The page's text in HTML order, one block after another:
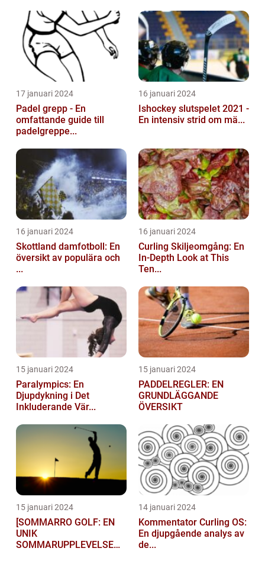
17 januari 2024
Padel grepp - En
omfattande guide till
padelgreppe...
16 januari 2024
Ishockey slutspelet 2021 -
En intensiv strid om mä...
16 januari 2024
Skottland damfotboll: En
översikt av populära och
...
16 januari 2024
Curling Skiljeomgång: En
In-Depth Look at This
Ten...
15 januari 2024
Paralympics: En
Djupdykning i Det
Inkluderande Vär...
15 januari 2024
PADDELREGLER: EN
GRUNDLÄGGANDE
ÖVERSIKT
15 januari 2024
[SOMMARRO GOLF: EN
UNIK
SOMMARUPPLEVELSE
14 januari 2024
Kommentator Curling OS:
En djupgående analys av
de...